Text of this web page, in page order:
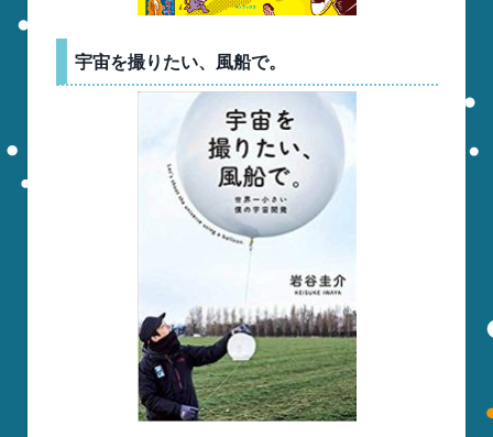
宇宙を撮りたい、風船で。